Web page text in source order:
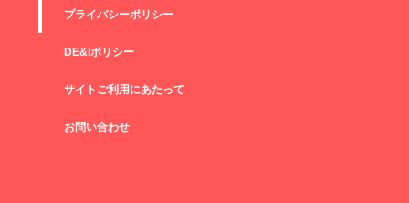
プライバシーポリシー
DE&Iポリシー
サイトご利用にあたって
お問い合わせ